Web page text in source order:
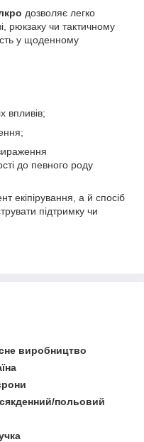
дозволяє легко
рюкзаку чи тактичному
у щоденному
впливів;
до певного роду
а й спосіб
підтримку чи
виробництво
польовий